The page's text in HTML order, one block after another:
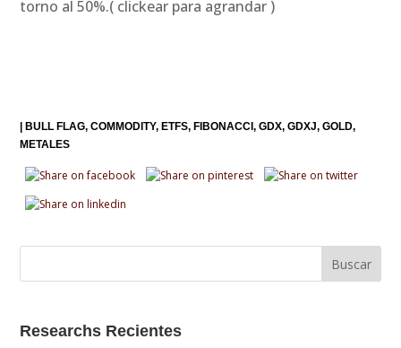
torno al 50%.( clickear para agrandar )
BULL FLAG COMMODITY ETFS FIBONACCI GDX GDXJ GOLD
METALES
Researchs Recientes